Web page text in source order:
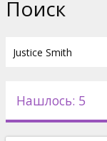
Новости
Поиск
Нашлось: 5